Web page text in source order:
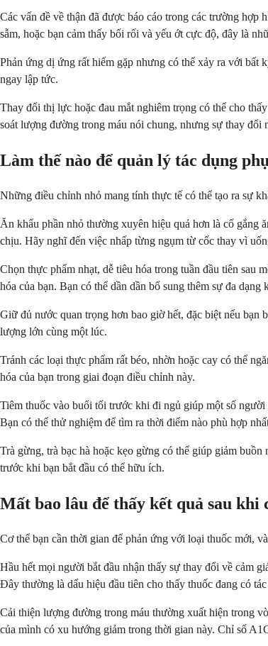
Các vấn đề về thận đã được báo cáo trong các trường
sẫm, hoặc bạn cảm thấy bối rối và yếu ớt cực độ, đây là
Phản ứng dị ứng rất hiếm gặp nhưng có thể xảy ra với bất
ngay lập tức.
Thay đổi thị lực hoặc đau mắt nghiêm trọng có thể cho
soát lượng đường trong máu nói chung, nhưng sự thay đổi
Làm thế nào để quản lý tác dụng
Những điều chỉnh nhỏ mang tính thực tế có thể tạo ra sự
Ăn khẩu phần nhỏ thường xuyên hiệu quả hơn là cố gắng
chịu. Hãy nghĩ đến việc nhấp từng ngụm từ cốc thay vì
Chọn thực phẩm nhạt, dễ tiêu hóa trong tuần đầu tiên sau
hóa của bạn. Bạn có thể dần dần bổ sung thêm sự đa dạng
Giữ đủ nước quan trọng hơn bao giờ hết, đặc biệt nếu
lượng lớn cùng một lúc.
Tránh các loại thực phẩm rất béo, nhờn hoặc cay có thể
hóa của bạn trong giai đoạn điều chỉnh này.
Tiêm thuốc vào buổi tối trước khi đi ngủ giúp một số
Bạn có thể thử nghiệm để tìm ra thời điểm nào phù hợp
Trà gừng, trà bạc hà hoặc kẹo gừng có thể giúp giảm
trước khi bạn bắt đầu có thể hữu ích.
Mất bao lâu để thấy kết quả sau khi
Cơ thể bạn cần thời gian để phản ứng với loại thuốc mới,
Hầu hết mọi người bắt đầu nhận thấy sự thay đổi về cảm
Đây thường là dấu hiệu đầu tiên cho thấy thuốc đang có
Cải thiện lượng đường trong máu thường xuất hiện trong
của mình có xu hướng giảm trong thời gian này. Chỉ số